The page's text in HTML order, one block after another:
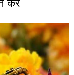
करें